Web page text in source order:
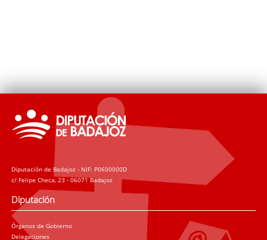
Diputación de Badajoz - NIF: P0600000D
c/ Felipe Checa, 23 - 06071 Badajoz
Diputación
Órganos de Gobierno
Delegaciones